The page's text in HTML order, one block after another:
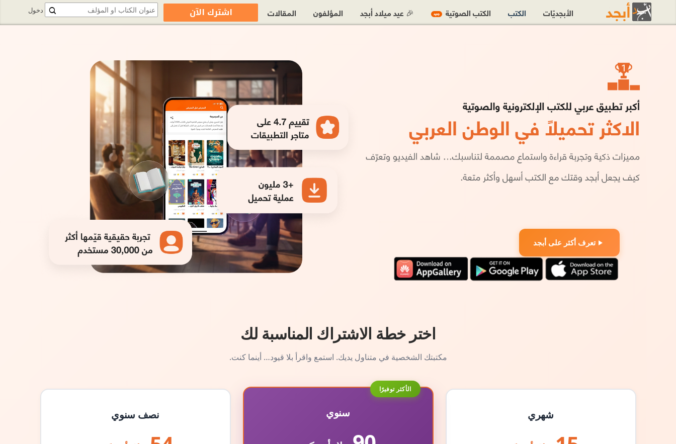
تعرف أكثر على أبجد
اختر خطة الاشتراك المناسبة لك
مكتبتك الشخصية في متناول يديك. استمع واقرأ بلا قيود… أينما كنت.
شهري
الأكثر توفيرًا
سنوي نصف سنوي
دخول الأبجديّات الكتب الكتب الصوتية جديد 🎉 عيد ميلاد أبجد المؤلفون المقالات اشترك الآن